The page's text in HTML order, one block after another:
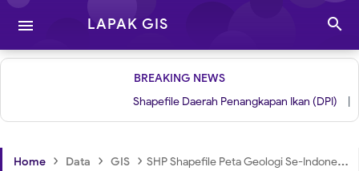
 LAPAK GIS 
BREAKING NEWS
Shapefile Daerah Penangkapan Ikan (DPI) | Grid
Home › Data › GIS › SHP Shapefile Peta Geologi Se-Indonesia